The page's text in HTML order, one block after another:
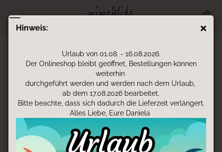
Hinweis:
Urlaub von 01.08. - 16.08.2026.
Der Onlineshop bleibt geöffnet, Bestellungen können
weiterhin
durchgeführt werden und werden nach dem Urlaub,
ab dem 17.08.2026 bearbeitet.
Bitte beachte, dass sich dadurch die Lieferzeit verlängert.
Alles Liebe, Eure Daniela
ERWACHSENEN KAPPE - GERADER
SCHIRM WUNSCHMOTIV
Auf Kappen können Motive, Logos oder Schriftzüge gestickt
werden.
Individuell und personalisiert für dich bestickt.
Du hast dein Wunschmotiv nicht gefunden?
Kontaktieremich bitte, und wir erstellen